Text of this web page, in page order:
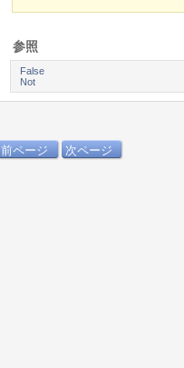
参照
False
Not
前ページ 次ページ